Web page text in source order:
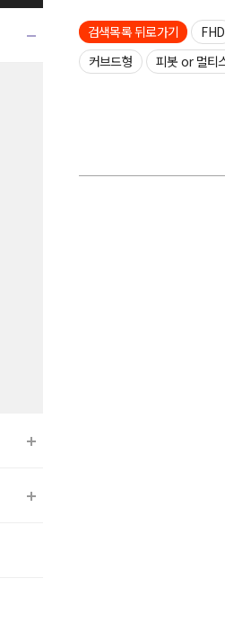
검색목록 뒤로가기 FHD
커브드형
피봇 or 멀티